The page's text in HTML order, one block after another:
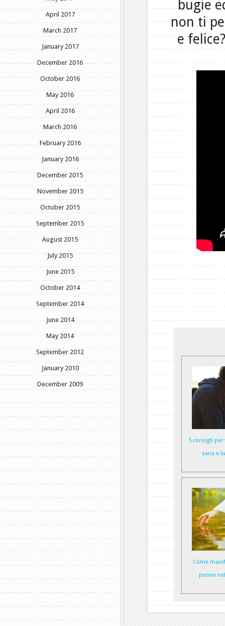
April 2017
March 2017
January 2017
December 2016
October 2016
May 2016
April 2016
March 2016
February 2016
January 2016
December 2015
November 2015
October 2015
September 2015
August 2015
July 2015
June 2015
October 2014
September 2014
June 2014
May 2014
September 2012
January 2010
December 2009
bugie
non ti
e
5 consigli per
sana e
Come
potere